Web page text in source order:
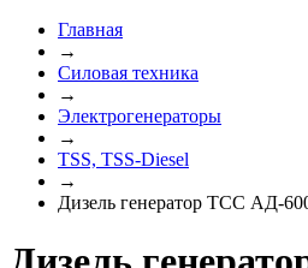
Главная
→
Силовая техника
→
Электрогенераторы
→
TSS, TSS-Diesel
→
Дизель генератор ТСС АД-